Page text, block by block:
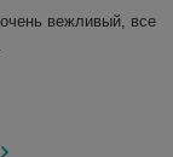
вежливый, все